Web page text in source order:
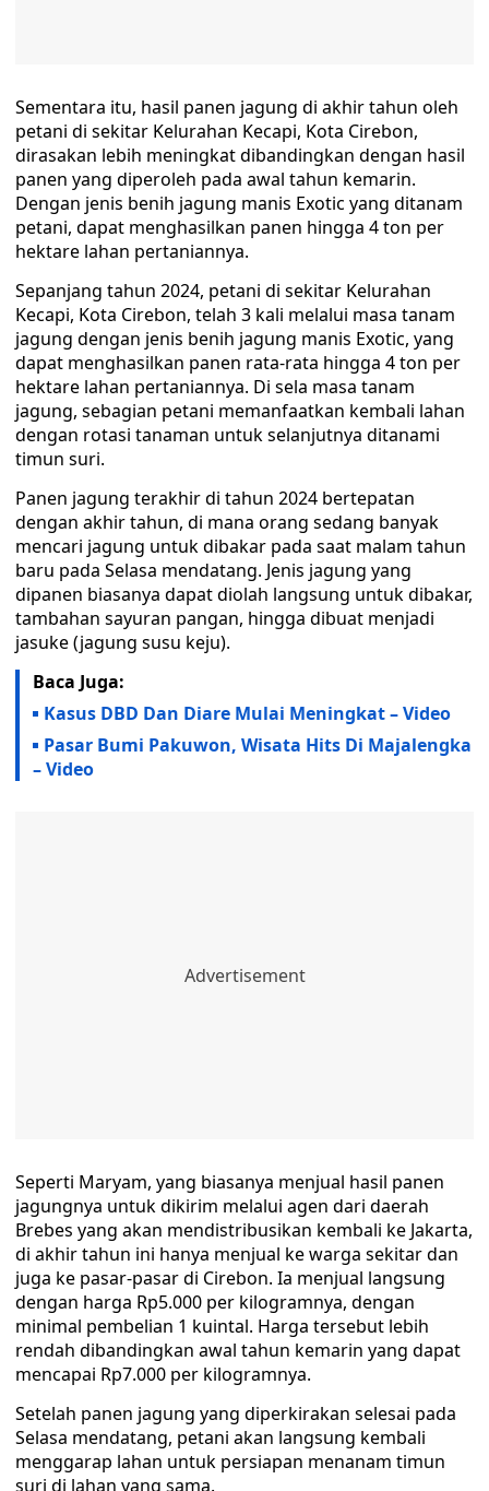
Sementara itu, hasil panen jagung di akhir tahun oleh
petani di sekitar Kelurahan Kecapi, Kota Cirebon,
dirasakan lebih meningkat dibandingkan dengan hasil
panen yang diperoleh pada awal tahun kemarin.
Dengan jenis benih jagung manis Exotic yang ditanam
petani, dapat menghasilkan panen hingga 4 ton per
hektare lahan pertaniannya.
Sepanjang tahun 2024, petani di sekitar Kelurahan
Kecapi, Kota Cirebon, telah 3 kali melalui masa tanam
jagung dengan jenis benih jagung manis Exotic, yang
dapat menghasilkan panen rata-rata hingga 4 ton per
hektare lahan pertaniannya. Di sela masa tanam
jagung, sebagian petani memanfaatkan kembali lahan
dengan rotasi tanaman untuk selanjutnya ditanami
timun suri.
Panen jagung terakhir di tahun 2024 bertepatan
dengan akhir tahun, di mana orang sedang banyak
mencari jagung untuk dibakar pada saat malam tahun
baru pada Selasa mendatang. Jenis jagung yang
dipanen biasanya dapat diolah langsung untuk dibakar,
tambahan sayuran pangan, hingga dibuat menjadi
jasuke (jagung susu keju).
Baca Juga:
Kasus DBD Dan Diare Mulai Meningkat – Video
Pasar Bumi Pakuwon, Wisata Hits Di Majalengka
– Video
Seperti Maryam, yang biasanya menjual hasil panen
jagungnya untuk dikirim melalui agen dari daerah
Brebes yang akan mendistribusikan kembali ke Jakarta,
di akhir tahun ini hanya menjual ke warga sekitar dan
juga ke pasar-pasar di Cirebon. Ia menjual langsung
dengan harga Rp5.000 per kilogramnya, dengan
minimal pembelian 1 kuintal. Harga tersebut lebih
rendah dibandingkan awal tahun kemarin yang dapat
mencapai Rp7.000 per kilogramnya.
Setelah panen jagung yang diperkirakan selesai pada
Selasa mendatang, petani akan langsung kembali
menggarap lahan untuk persiapan menanam timun
suri di lahan yang sama.